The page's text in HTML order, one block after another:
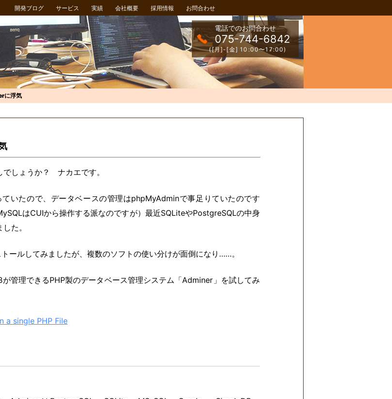
開発ブログ サービス 実績 会社概要 採用情報 お問合わせ
電話でのお問合わせ
075-744-6842
([月]-[金] 10:00〜17:00)
に浮気
しょうか？ ナカエです。
いたので、データベースの管理はphpMyAdminで事足りていたのです
はCUIから操作する派なのですが）最近SQLiteやPostgreSQLの中身
た。
ールしてみましたが、複数のソフトの使い分けが面倒になり……。
管理できるPHP製のデータベース管理システム「Adminer」を試してみ
a single PHP File